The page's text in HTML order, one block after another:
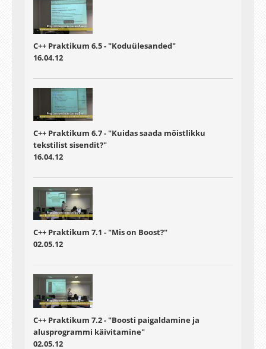
C++ Praktikum 6.5 - "Koduülesanded"
16.04.12
C++ Praktikum 6.7 - "Kuidas saada mõistlikku
tekstilist sisendit?"
16.04.12
C++ Praktikum 7.1 - "Mis on Boost?"
02.05.12
C++ Praktikum 7.2 - "Boosti paigaldamine ja
alusprogrammi käivitamine"
02.05.12